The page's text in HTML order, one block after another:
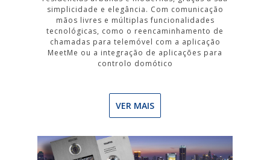
simplicidade e elegância. Com comunicação
mãos livres e múltiplas funcionalidades
tecnológicas, como o reencaminhamento de
chamadas para telemóvel com a aplicação
MeetMe ou a integração de aplicações para
controlo domótico
VER MAIS